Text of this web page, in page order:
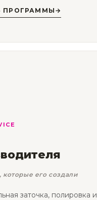
ПРОГРАММЫ →
его создали
заточка, полировка и